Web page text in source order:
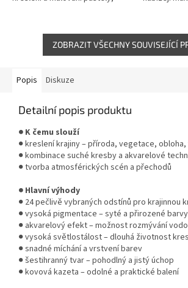
Umožňují
ZOBRAZIT VŠECHNY SOUVISEJÍCÍ
Popis Diskuze
Detailní popis produktu
● K čemu slouží
● kreslení krajiny – příroda, vegetace, obloha,
● kombinace suché kresby a akvarelové
● tvorba atmosférických scén a přechodů
● Hlavní výhody
● 24 pečlivě vybraných odstínů pro krajinnou
● vysoká pigmentace – syté a přirozené barvy
● akvarelový efekt – možnost rozmývání
● vysoká světlostálost – dlouhá životnost
● snadné míchání a vrstvení barev
● šestihranný tvar – pohodlný a jistý úchop
● kovová kazeta – odolné a praktické balení